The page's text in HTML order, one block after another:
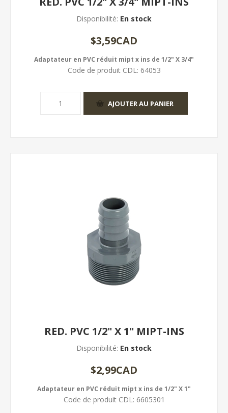
Disponibilité: En stock
$3,59CAD
Adaptateur en PVC réduit mipt x ins de 1/2" X 3/4"
Code de produit CDL: 64053
RED. PVC 1/2" X 1" MIPT-INS
Disponibilité: En stock
$2,99CAD
Adaptateur en PVC réduit mipt x ins de 1/2" X 1"
Code de produit CDL: 6605301